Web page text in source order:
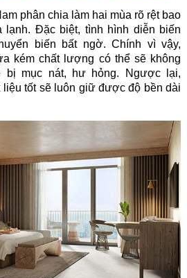
phân chia làm hai mùa rõ rệt bao
lạnh. Đặc biệt, tình hình diễn biến
biến bất ngờ. Chính vì vậy,
kém chất lượng có thể sẽ không
mục nát, hư hỏng. Ngược lại,
liệu tốt sẽ luôn giữ được độ bền dài